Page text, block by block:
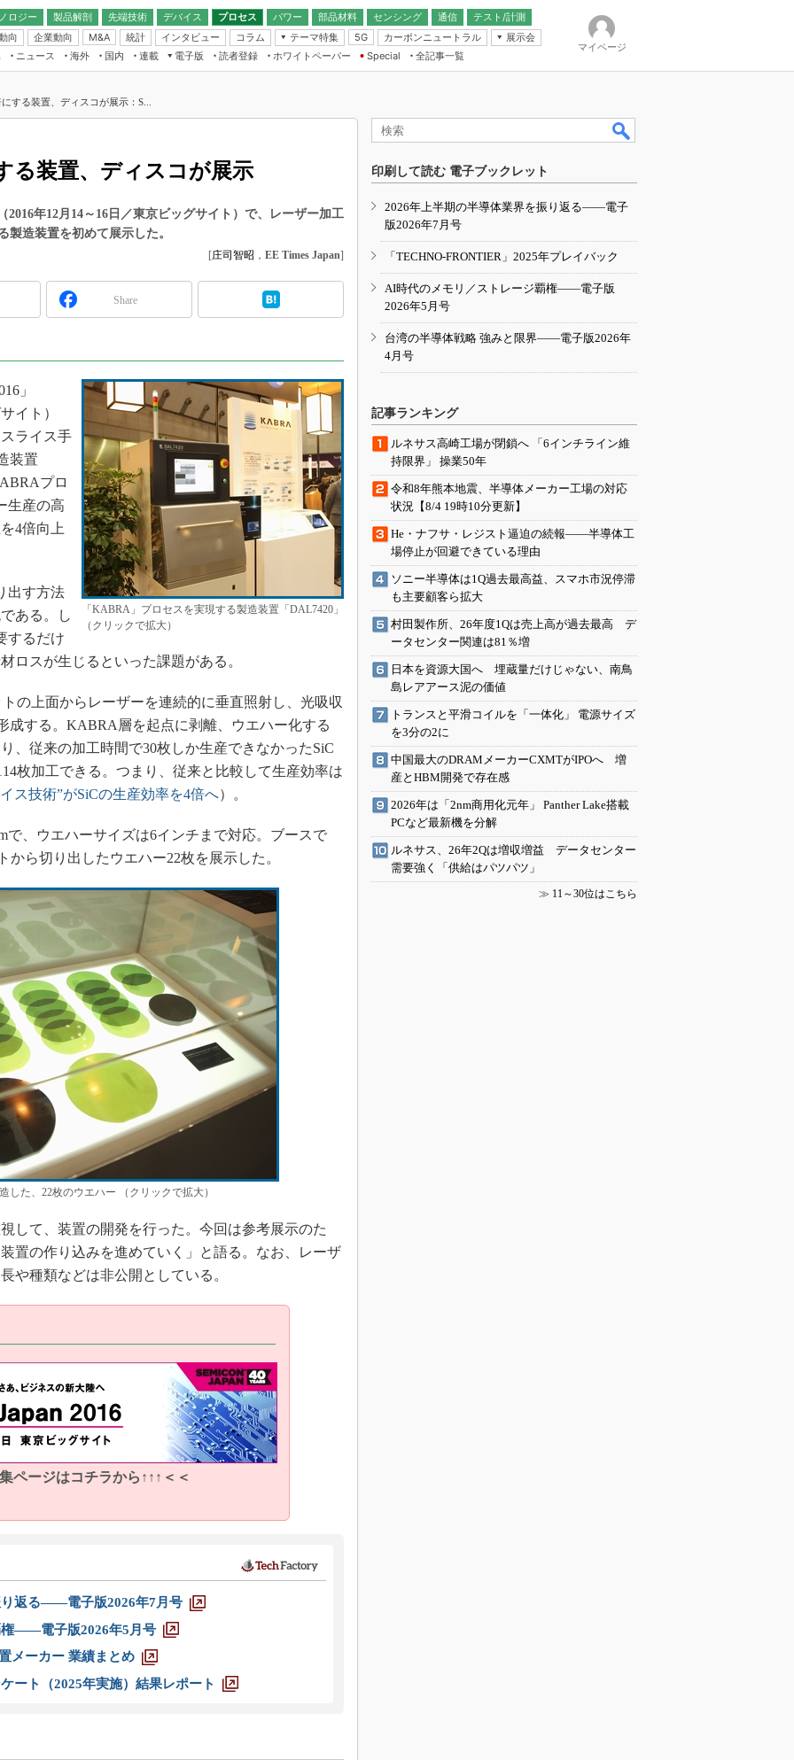
ロジー 製品解剖
先端技術
デバイス
ログ
コン
プロセス パワー 部品材料 センシング
通信
無線
テスト/計測
向
企業動向 M&A 統計 インタビュー コラム
テーマ特集
フィジカルAI
読者調査（EE Times Research）
IoT
電源設計（EDN Japan）
エレクトロニクス入門（EDN
5G カーボンニュートラル
展示会
IoT・エッジコンピューティング
EXPO
TECHNO-FRONTIER
人とくるま展
ニュース 海外 国内
連載
バイス通信
界スコープ
のエレ・組み込みプレイバ
前エンジニアの社会人大
ード ～Behind the
ンジニア”が仕掛けた社内
の180日
ションは日本を救うのか
通信
スト「未来展望」
愛されないエンジニア」の
電子版
子ブックレット
読者登録 ホワイトペーパー
Special
全記事一覧
マイページ
する装置、ディスコが展示：S...
る装置、ディスコが展示
2016年12月14～16日／東京ビッグサイト）で、レーザー加工
製造装置を初めて展示した。
[庄司智昭 ， EE Times Japan]
Share
「KABRA」プロセスを実現する製造装置「DAL7420」
（クリックで拡大）
」
イト）
ライス手
装置
プロ
生産の高
4倍向上
出す方法
ある。し
するだけ
ロスが生じるといった課題がある。
の上面からレーザーを連続的に垂直照射し、光吸収
成する。KABRA層を起点に剥離、ウエハー化する
、従来の加工時間で30枚しか生産できなかったSiC
枚加工できる。つまり、従来と比較して生産効率は
ス技術”がSiCの生産効率を4倍へ）。
、ウエハーサイズは6インチまで対応。ブースで
から切り出したウエハー22枚を展示した。
した、22枚のウエハー （クリックで拡大）
して、装置の開発を行った。今回は参考展示のた
置の作り込みを進めていく」と語る。なお、レーザ
や種類などは非公開としている。
ページはコチラから↑↑↑＜＜
り返る――電子版2026年7月号
権――電子版2026年5月号
メーカー 業績まとめ
ート（2025年実施）結果レポート
印刷して読む 電子ブックレット
2026年上半期の半導体業界を振り返る――電子
版2026年7月号
「TECHNO-FRONTIER」2025年プレイバック
AI時代のメモリ／ストレージ覇権――電子版
2026年5月号
台湾の半導体戦略 強みと限界――電子版2026年
4月号
記事ランキング
ルネサス高崎工場が閉鎖へ 「6インチライン維
持限界」 操業50年
令和8年熊本地震、半導体メーカー工場の対応
状況【8/4 19時10分更新】
He・ナフサ・レジスト逼迫の続報――半導体工
場停止が回避できている理由
ソニー半導体は1Q過去最高益、スマホ市況停滞
も主要顧客ら拡大
村田製作所、26年度1Qは売上高が過去最高 デ
ータセンター関連は81％増
日本を資源大国へ 埋蔵量だけじゃない、南鳥
島レアアース泥の価値
トランスと平滑コイルを「一体化」 電源サイズ
を3分の2に
中国最大のDRAMメーカーCXMTがIPOへ 増
産とHBM開発で存在感
2026年は「2nm商用化元年」 Panther Lake搭載
PCなど最新機を分解
ルネサス、26年2Qは増収増益 データセンター
需要強く「供給はパツパツ」
≫ 11～30位はこちら